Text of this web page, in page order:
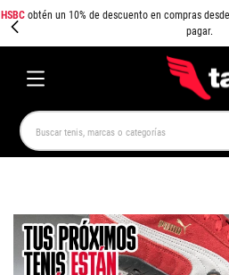
HSBC obtén un 10% de descuento en compras
pagar.
Buscar tenis, marcas o categorías
SPEEDCAT SPEZIAL JORDAN 1
PUMA SPEEDCAT CAMPUS